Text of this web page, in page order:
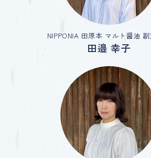
NIPPONIA 田原本 マルト醤油 副
田邉 幸子